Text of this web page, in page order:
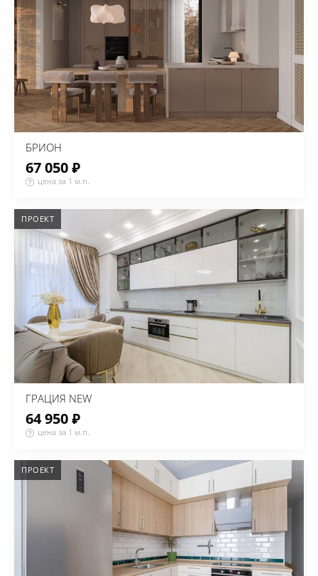
БРИОН
67 050 ₽
цена за 1 м.п.
ПРОЕКТ
ГРАЦИЯ NEW
64 950 ₽
цена за 1 м.п.
ПРОЕКТ